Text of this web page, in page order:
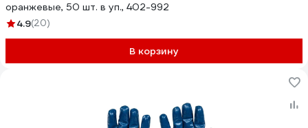
оранжевые, 50 шт. в уп., 402-992
4.9(20)
В корзину